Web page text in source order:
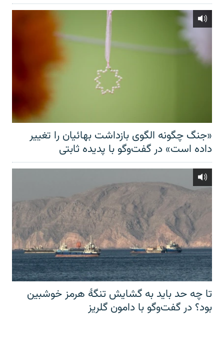
«جنگ چگونه الگوی بازداشت بهائیان را تغییر
داده است» در گفت‌وگو با پدیده ثابتی
تا چه حد باید به گشایش تنگهٔ هرمز خوشبین
بود؟ در گفت‌وگو با دامون گلریز